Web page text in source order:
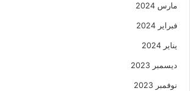
مارس 2024
فبراير 2024
يناير 2024
ديسمبر 2023
نوفمبر 2023